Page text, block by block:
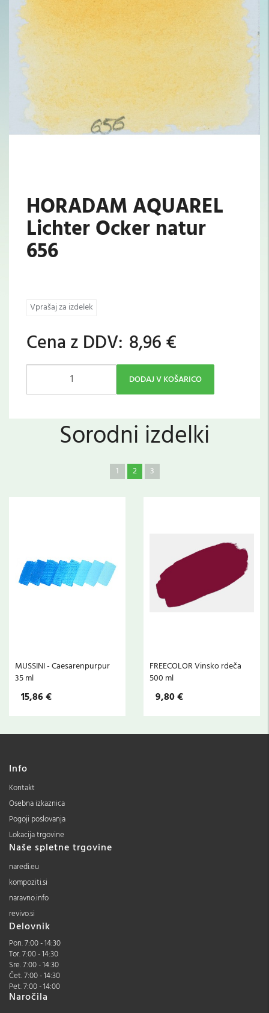
HORADAM AQUAREL
Lichter Ocker natur
656
Vprašaj za izdelek
Cena z DDV: 8,96 €
DODAJ V KOŠARICO
Sorodni izdelki
1 2 3
MUSSINI - Caesarenpurpur
35 ml
15,86 €
FREECOLOR Vinsko rdeča
500 ml
9,80 €
Info
Kontakt
Osebna izkaznica
Pogoji poslovanja
Lokacija trgovine
Naše spletne trgovine
naredi.eu
kompoziti.si
naravno.info
revivo.si
Delovnik
Pon. 7:00 - 14:30
Tor. 7:00 - 14:30
Sre. 7:00 - 14:30
Čet. 7:00 - 14:30
Pet. 7:00 - 14:00
Naročila